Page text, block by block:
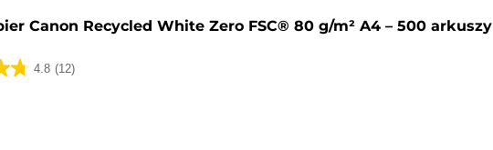
Canon Recycled White Zero FSC® 80 g/m² A4 – 500 arkuszy
4.8 (12)